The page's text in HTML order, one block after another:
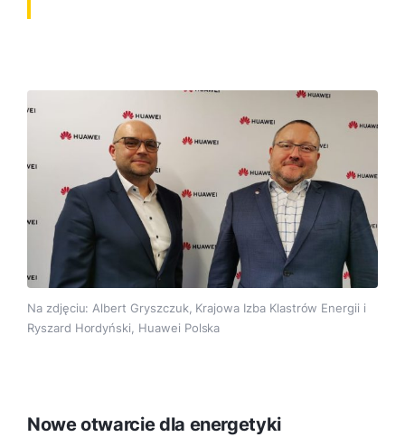
Na zdjęciu: Albert Gryszczuk, Krajowa Izba Klastrów Energii i
Ryszard Hordyński, Huawei Polska
Nowe otwarcie dla energetyki